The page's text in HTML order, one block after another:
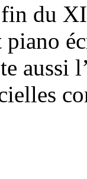
fin du
aussi